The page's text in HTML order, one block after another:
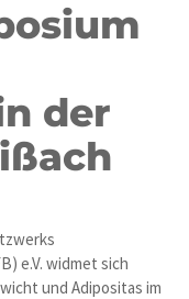
der
e.V. widmet sich
und Adipositas im